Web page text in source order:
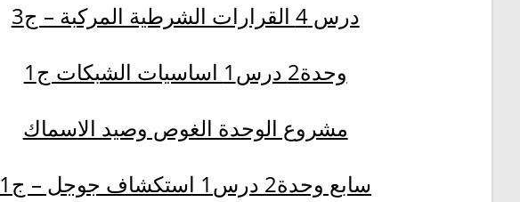
درس 4 القرارات الشرطية المركبة – ج3
وحدة2 درس1 اساسيات الشبكات ج1
مشروع الوحدة الغوص وصيد الاسماك
سابع وحدة2 درس1 استكشاف جوجل – ج1